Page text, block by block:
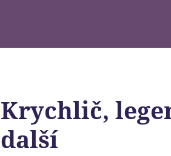
Krychlič,
další